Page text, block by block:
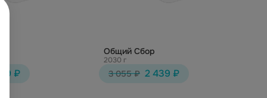
₽
Общий Сбор
2030 г
3 055 ₽ 2 439 ₽